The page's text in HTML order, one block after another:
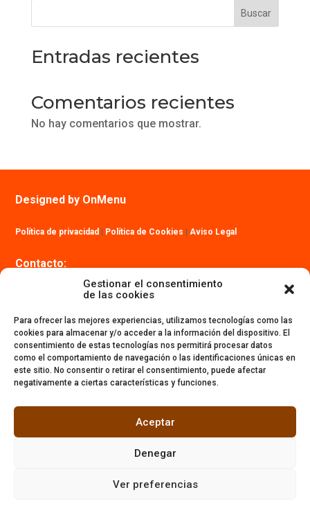
Gestionar el consentimiento
de las cookies
Para ofrecer las mejores experiencias, utilizamos tecnologías como las
cookies para almacenar y/o acceder a la información del dispositivo. El
consentimiento de estas tecnologías nos permitirá procesar datos
como el comportamiento de navegación o las identificaciones únicas en
este sitio. No consentir o retirar el consentimiento, puede afectar
negativamente a ciertas características y funciones.
Aceptar
Denegar
Ver preferencias
Buscar
Entradas recientes
Comentarios recientes
No hay comentarios que mostrar.
Designed by OnMenu
Política de privacidad | Política de Cookies | Aviso Legal
Contacto: